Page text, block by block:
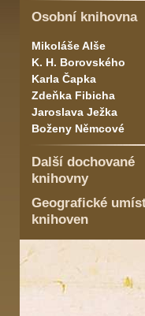
Osobní knihovna
Mikoláše Alše
K. H. Borovského
Karla Čapka
Zdeňka Fibicha
Jaroslava Ježka
Boženy Němcové
Další dochované
knihovny
Geografické
knihoven